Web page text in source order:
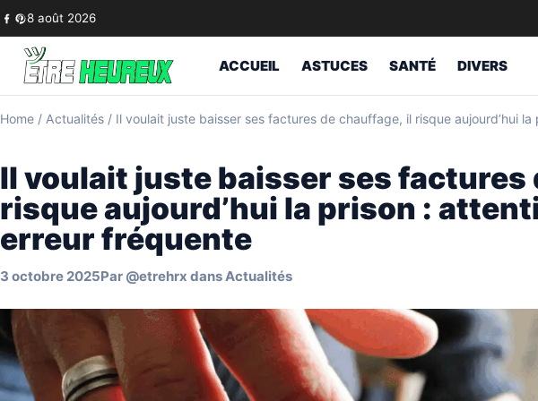
Skip to content
8 août 2026
ACCUEIL ASTUCES SANTÉ DIVERS
Home / Actualités / Il voulait juste baisser ses factures de chauffage, il risque aujourd’hui
Il voulait juste baisser ses factures
risque aujourd’hui la prison :
erreur fréquente
3 octobre 2025Par @etrehrx dansActualités